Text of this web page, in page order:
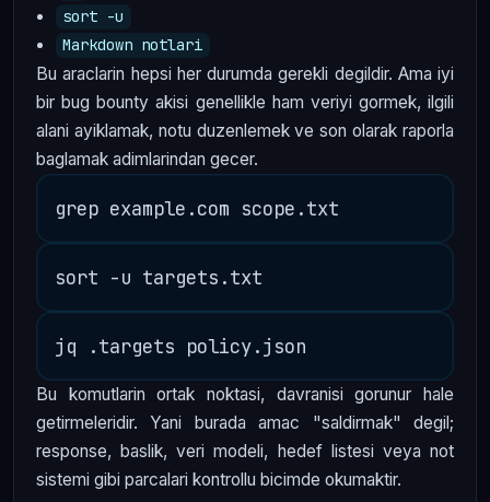
sort -u
Markdown notlari
Bu araclarin hepsi her durumda gerekli degildir. Ama iyi
bir bug bounty akisi genellikle ham veriyi gormek, ilgili
alani ayiklamak, notu duzenlemek ve son olarak raporla
baglamak adimlarindan gecer.
Bu komutlarin ortak noktasi, davranisi gorunur hale
getirmeleridir. Yani burada amac "saldirmak" degil;
response, baslik, veri modeli, hedef listesi veya not
sistemi gibi parcalari kontrollu bicimde okumaktir.